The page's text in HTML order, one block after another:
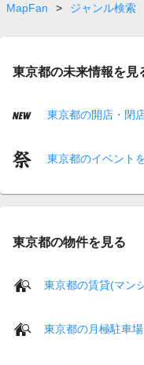
MapFan > ジャンル検索
東京都の未来情報を見
東京都の開店・閉
東京都のイベント
東京都の物件を見る
東京都の賃貸(マン
東京都の月極駐車場